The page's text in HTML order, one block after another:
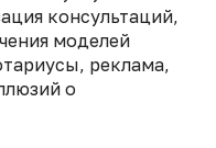
консультаций,
моделей
реклама,
о